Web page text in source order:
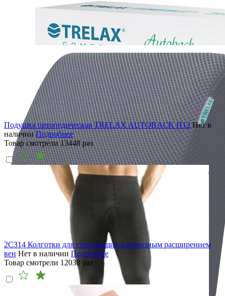
Подушка ортопедическая TRELAX AUTOBACK П12 Нет в
наличии Подробнее
Товар смотрели13448раз
2C314 Колготки для страдающих варикозным расширением
вен Нет в наличии Подробнее
Товар смотрели 12038 раз